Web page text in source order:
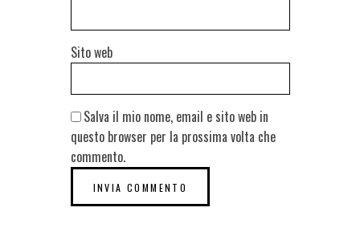
Sito web
Salva il mio nome, email e sito web in
questo browser per la prossima volta che
commento.